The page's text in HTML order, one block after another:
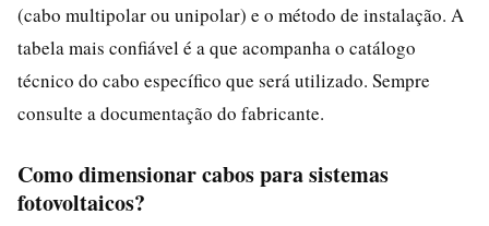
(cabo multipolar ou unipolar) e o método de instalação. A
tabela mais confiável é a que acompanha o catálogo
técnico do cabo específico que será utilizado. Sempre
consulte a documentação do fabricante.
Como dimensionar cabos para sistemas
fotovoltaicos?